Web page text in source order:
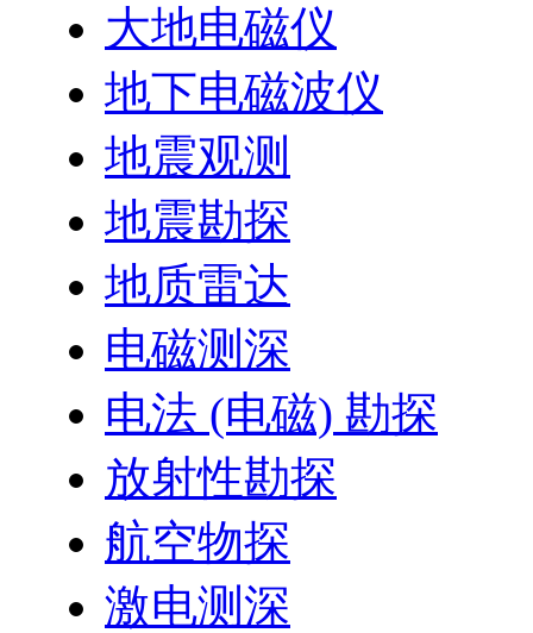
大地电磁仪
地下电磁波仪
地震观测
地震勘探
地质雷达
电磁测深
电法 (电磁) 勘探
放射性勘探
航空物探
激电测深